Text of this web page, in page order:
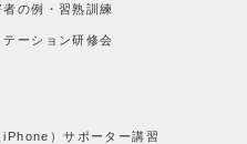
の例・習熟訓練
ーション研修会
）サポーター講習